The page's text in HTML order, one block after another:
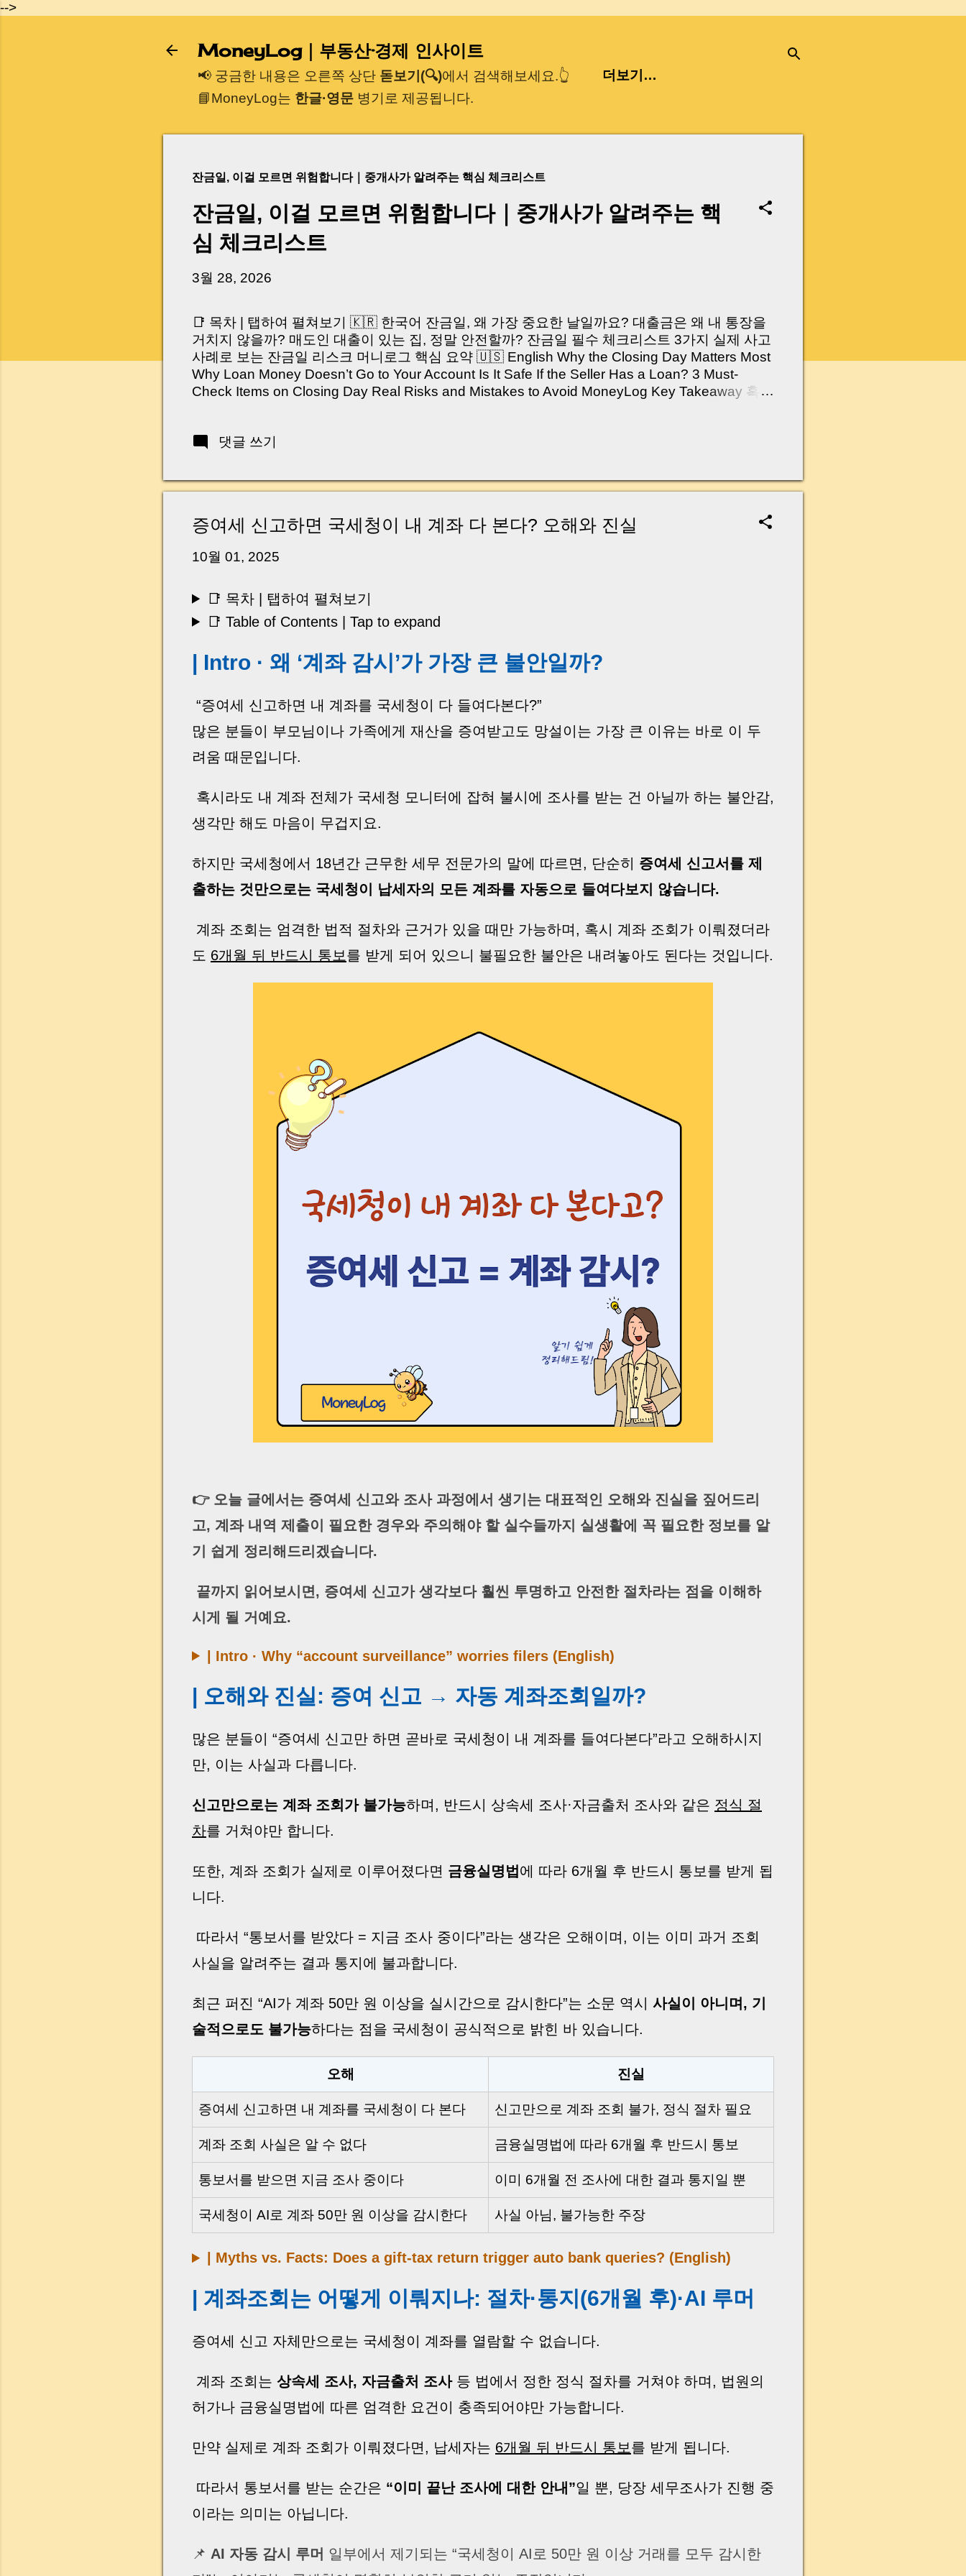
-->
기본 콘텐츠로 건너뛰기
MoneyLog｜부동산·경제 인사이트
📢 궁금한 내용은 오른쪽 상단 돋보기(🔍)에서 검색해보세요.👆
📘MoneyLog는 한글·영문 병기로 제공됩니다.
더보기…
잔금일, 이걸 모르면 위험합니다｜중개사가 알려주는 핵심 체크리스트
잔금일, 이걸 모르면 위험합니다｜중개사가 알려주는 핵
심 체크리스트
3월 28, 2026
📑 목차 | 탭하여 펼쳐보기 🇰🇷 한국어 잔금일, 왜 가장 중요한 날일까요? 대출금은 왜 내 통장을
거치지 않을까? 매도인 대출이 있는 집, 정말 안전할까? 잔금일 필수 체크리스트 3가지 실제 사고
사례로 보는 잔금일 리스크 머니로그 핵심 요약 🇺🇸 English Why the Closing Day Matters Most
Why Loan Money Doesn’t Go to Your Account Is It Safe If the Seller Has a Loan? 3 Must-
Check Items on Closing Day Real Risks and Mistakes to Avoid MoneyLog Key Takeaway 혹시
억 원이 한 번에 움직이는 가장 긴장되는 순간 입니다. 실제로 제가 중개 현장에서 겪었던 일입니
황이 있었습니다. 또 어떤 분은 이렇게 말씀하십니다. “내 대출인데 왜 내 통장으로 안 들어오죠?”
“매도인이 대출 안 갚고 도망가면 어떡하죠?” 이 모든 불안, 사실은 ‘구조’를 몰라서 생기는 걱정입
꼭 준비해야 하는지 중개 실무 기준으로 아주 쉽게 풀어드리겠습니다. 이 글 하나만 제대로 이해
Introduction (Tap to expand) Have you ever thought like this? “Closing day…...
댓글 쓰기
증여세 신고하면 국세청이 내 계좌 다 본다? 오해와 진실
10월 01, 2025
📑 목차 | 탭하여 펼쳐보기
📑 Table of Contents | Tap to expand
| Intro · 왜 ‘계좌 감시’가 가장 큰 불안일까?
“증여세 신고하면 내 계좌를 국세청이 다 들여다본다?”
많은 분들이 부모님이나 가족에게 재산을 증여받고도 망설이는 가장 큰 이유는 바로 이 두
려움 때문입니다.
혹시라도 내 계좌 전체가 국세청 모니터에 잡혀 불시에 조사를 받는 건 아닐까 하는 불안감,
생각만 해도 마음이 무겁지요.
하지만 국세청에서 18년간 근무한 세무 전문가의 말에 따르면, 단순히 증여세 신고서를 제
출하는 것만으로는 국세청이 납세자의 모든 계좌를 자동으로 들여다보지 않습니다.
계좌 조회는 엄격한 법적 절차와 근거가 있을 때만 가능하며, 혹시 계좌 조회가 이뤄졌더라
도 6개월 뒤 반드시 통보를 받게 되어 있으니 불필요한 불안은 내려놓아도 된다는 것입니다.
👉 오늘 글에서는 증여세 신고와 조사 과정에서 생기는 대표적인 오해와 진실을 짚어드리
고, 계좌 내역 제출이 필요한 경우와 주의해야 할 실수들까지 실생활에 꼭 필요한 정보를 알
기 쉽게 정리해드리겠습니다.
끝까지 읽어보시면, 증여세 신고가 생각보다 훨씬 투명하고 안전한 절차라는 점을 이해하
시게 될 거예요.
| Intro · Why “account surveillance” worries filers (English)
| 오해와 진실: 증여 신고 → 자동 계좌조회일까?
많은 분들이 “증여세 신고만 하면 곧바로 국세청이 내 계좌를 들여다본다”라고 오해하시지
만, 이는 사실과 다릅니다.
신고만으로는 계좌 조회가 불가능하며, 반드시 상속세 조사·자금출처 조사와 같은 정식 절
차를 거쳐야만 합니다.
또한, 계좌 조회가 실제로 이루어졌다면 금융실명법 에 따라 6개월 후 반드시 통보를 받게 됩
니다.
따라서 “통보서를 받았다 = 지금 조사 중이다”라는 생각은 오해이며, 이는 이미 과거 조회
사실을 알려주는 결과 통지에 불과합니다.
최근 퍼진 “AI가 계좌 50만 원 이상을 실시간으로 감시한다”는 소문 역시 사실이 아니며, 기
술적으로도 불가능하다는 점을 국세청이 공식적으로 밝힌 바 있습니다.
오해 진실
증여세 신고하면 내 계좌를 국세청이 다 본다 신고만으로 계좌 조회 불가, 정식 절차 필요
계좌 조회 사실은 알 수 없다 금융실명법에 따라 6개월 후 반드시 통보
통보서를 받으면 지금 조사 중이다 이미 6개월 전 조사에 대한 결과 통지일 뿐
국세청이 AI로 계좌 50만 원 이상을 감시한다 사실 아님, 불가능한 주장
| Myths vs. Facts: Does a gift-tax return trigger auto bank queries? (English)
| 계좌조회는 어떻게 이뤄지나: 절차·통지(6개월 후)·AI 루머
증여세 신고 자체만으로는 국세청이 계좌를 열람할 수 없습니다.
계좌 조회는 상속세 조사, 자금출처 조사등 법에서 정한 정식 절차를 거쳐야 하며, 법원의
허가나 금융실명법에 따른 엄격한 요건이 충족되어야만 가능합니다.
만약 실제로 계좌 조회가 이뤄졌다면, 납세자는 6개월 뒤 반드시 통보를 받게 됩니다.
따라서 통보서를 받는 순간은 “이미 끝난 조사에 대한 안내”일 뿐, 당장 세무조사가 진행 중
이라는 의미는 아닙니다.
📌 AI 자동 감시 루머 일부에서 제기되는 “국세청이 AI로 50만 원 이상 거래를 모두 감시한